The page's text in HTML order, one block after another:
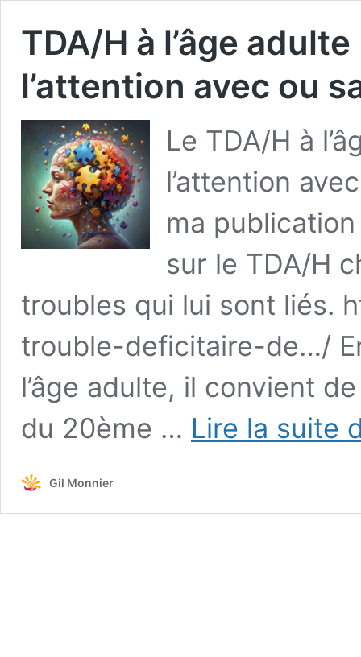
TDA/H à l’âge
l’attention avec ou
Le TDA/H à
l’attention
ma
sur le TDA/H
troubles qui lui sont liés.
trouble-deficitaire-de…/
l’âge adulte, il convient
du 20ème … Lire la suite
Gil Monnier